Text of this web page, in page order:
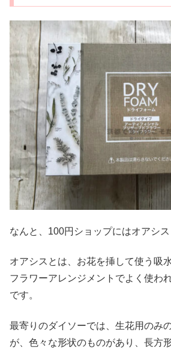
なんと、100円ショップにはオアシス
オアシスとは、お花を挿して使う吸
フラワーアレンジメントでよく使わ
です。
最寄りのダイソーでは、生花用のみ
が、色々な形状のものがあり、長方